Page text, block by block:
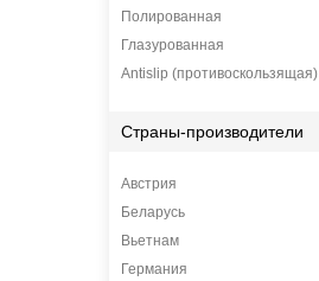
Полированная
Глазурованная
Antislip (противоскользящая)
Страны-производители
Австрия
Беларусь
Вьетнам
Германия